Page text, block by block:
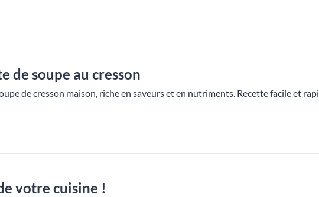
de soupe au cresson
de cresson maison, riche en saveurs et en nutriments. Recette facile et
votre cuisine !